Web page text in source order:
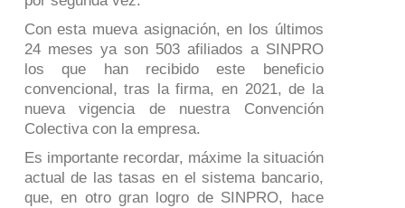
Con esta mueva asignación, en los últimos
24 meses ya son 503 afiliados a SINPRO
los que han recibido este beneficio
convencional, tras la firma, en 2021, de la
nueva vigencia de nuestra Convención
Colectivacon la empresa.
Es importante recordar, máxime la situación
actual de las tasas en el sistema bancario,
que, en otro gran logro de SINPRO, hace